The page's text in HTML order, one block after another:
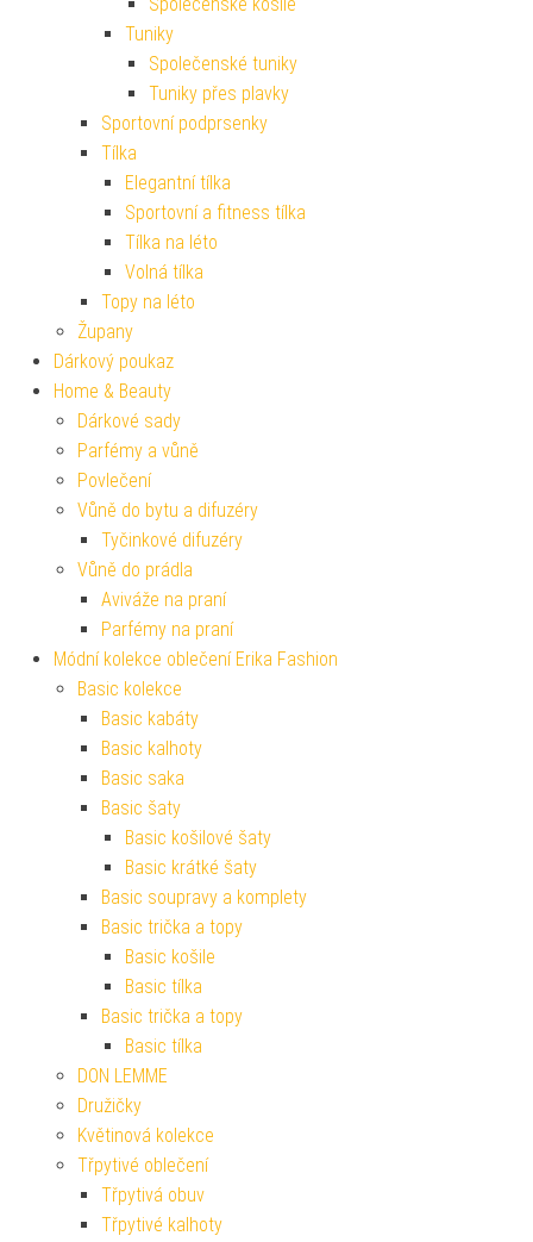
Tuniky
Společenské tuniky
Tuniky přes plavky
Sportovní podprsenky
Tílka
Elegantní tílka
Sportovní a fitness tílka
Tílka na léto
Volná tílka
Topy na léto
Župany
Dárkový poukaz
Home & Beauty
Dárkové sady
Parfémy a vůně
Povlečení
Vůně do bytu a difuzéry
Tyčinkové difuzéry
Vůně do prádla
Aviváže na praní
Parfémy na praní
Módní kolekce oblečení Erika Fashion
Basic kolekce
Basic kabáty
Basic kalhoty
Basic saka
Basic šaty
Basic košilové šaty
Basic krátké šaty
Basic soupravy a komplety
Basic trička a topy
Basic košile
Basic tílka
Basic trička a topy
Basic tílka
DON LEMME
Družičky
Květinová kolekce
Třpytivé oblečení
Třpytivá obuv
Třpytivé kalhoty